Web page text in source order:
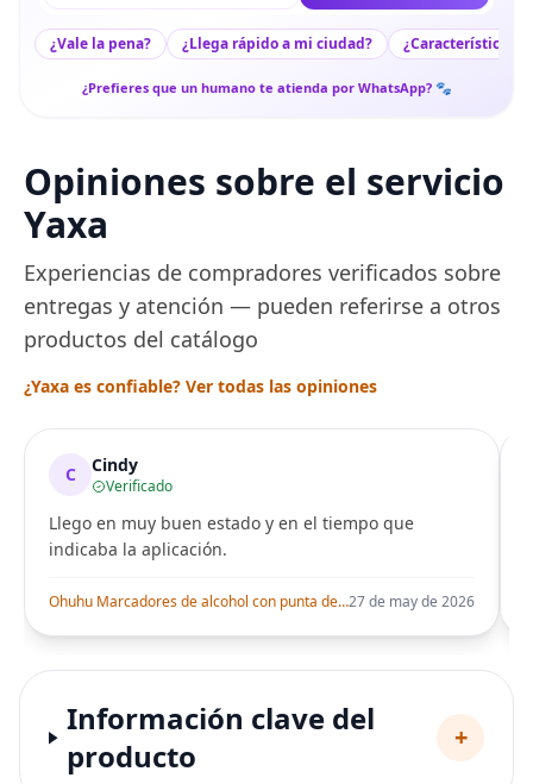
¿Vale la pena? ¿Llega rápido a mi ciudad? ¿Características
¿Prefieres que un humano te atienda por WhatsApp? 🐾
Opiniones sobre el servicio
Yaxa
Experiencias de compradores verificados sobre
entregas y atención — pueden referirse a otros
productos del catálogo
¿Yaxa es confiable? Ver todas las opiniones
C Cindy
Verificado
Llego en muy buen estado y en el tiempo que
indicaba la aplicación.
Ohuhu Marcadores de alcohol con punta de pincel – Juego de marcadores artísticos de doble punta con certificación AP para artistas adultos27 de may de 2026
Información clave del
producto
+